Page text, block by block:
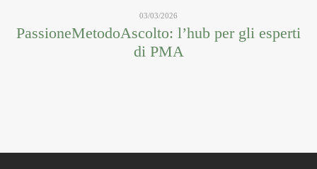
03/03/2026
PassioneMetodoAscolto: l’hub per gli esperti
di PMA